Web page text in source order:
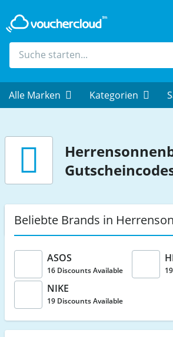
Alle Marken Kategorien
Beliebte Brands in
ASOS
16 Discounts Available
NIKE
19 Discounts Available